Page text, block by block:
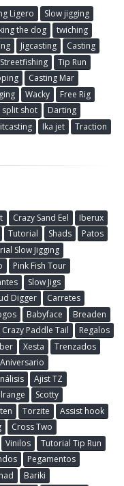
Ligero
Slow jigging
the dog
twiching
Jigcasting
Casting
Streetfishing
Tip Run
Casting Mar
Wacky
Free Rig
split shot
Darting
Ika jet
Traction
Crazy Sand Eel
Iberux
Tutorial Shads
Patos
Slow Jigging
Pink Fish Tour
Slow Jigs
Digger
Carretes
Babyface
Breaden
Crazy Paddle Tail
Regalos
Xesta
Trenzados
Aniversario
Ajist TZ
Scotty
Torzite
Assist hook
Cross Two
Vinilos
Tutorial Tip Run
Pegamentos
Bariki